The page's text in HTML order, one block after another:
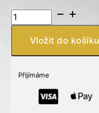
Stříbrné
náušnice
14K
Vložit do košíku
Přijímáme